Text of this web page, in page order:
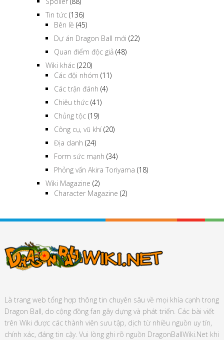
Tin tức (136)
Bên lề (45)
Dự án Dragon Ball mới (22)
Quan điểm độc giả (48)
Wiki khác (220)
Các đội nhóm (11)
Các trận đánh (4)
Chiêu thức (41)
Chủng tộc (19)
Công cụ, vũ khí(20)
Địa danh (24)
Form sức mạnh (34)
Phỏng vấn Akira Toriyama (18)
Wiki Magazine (2)
Character Magazine (2)
Là trang web tổng hợp thông tin chuyên sâu về mọi khía cạnh trong
Dragon Ball, do cộng đồng fan gây dựng và phát triển. Các bài viết
trên Wiki được các thành viên sưu tập, dịch từ nhiều nguồn uy tín,
chính xác, đáng tin cậy. Vui lòng ghi rõ nguồn DragonBallWiki.Net khi